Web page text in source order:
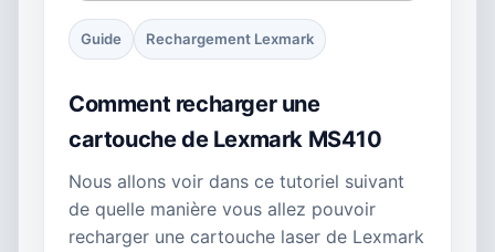
Guide Rechargement Lexmark
Comment recharger une
cartouche de Lexmark MS410
Nous allons voir dans ce tutoriel suivant
de quelle manière vous allez pouvoir
recharger une cartouche laser de Lexmark